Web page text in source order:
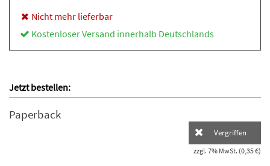
Nicht mehr lieferbar
Kostenloser Versand innerhalb Deutschlands
Jetzt bestellen:
Paperback
Vergriffen
zzgl. 7% MwSt. (0,35 €)